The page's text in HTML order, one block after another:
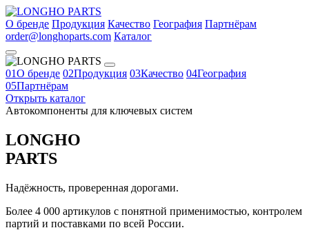
О бренде Продукция Качество География Партнёрам
order@longhoparts.com Каталог
01О бренде 02Продукция 03Качество 04География
05Партнёрам
Открыть каталог
Автокомпоненты для ключевых систем
LONGHO
PARTS
Надёжность, проверенная дорогами.
Более 4 000 артикулов с понятной применимостью, контролем
партий и поставками по всей России.